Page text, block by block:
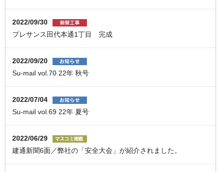
2022/09/30
プレサンス田代本通1丁目 完成
2022/09/20
Su-mail vol.70 22年 秋号
2022/07/04
Su-mail vol.69 22年 夏号
2022/06/29
建通新聞6面／弊社の「安全大会」が紹介されました。